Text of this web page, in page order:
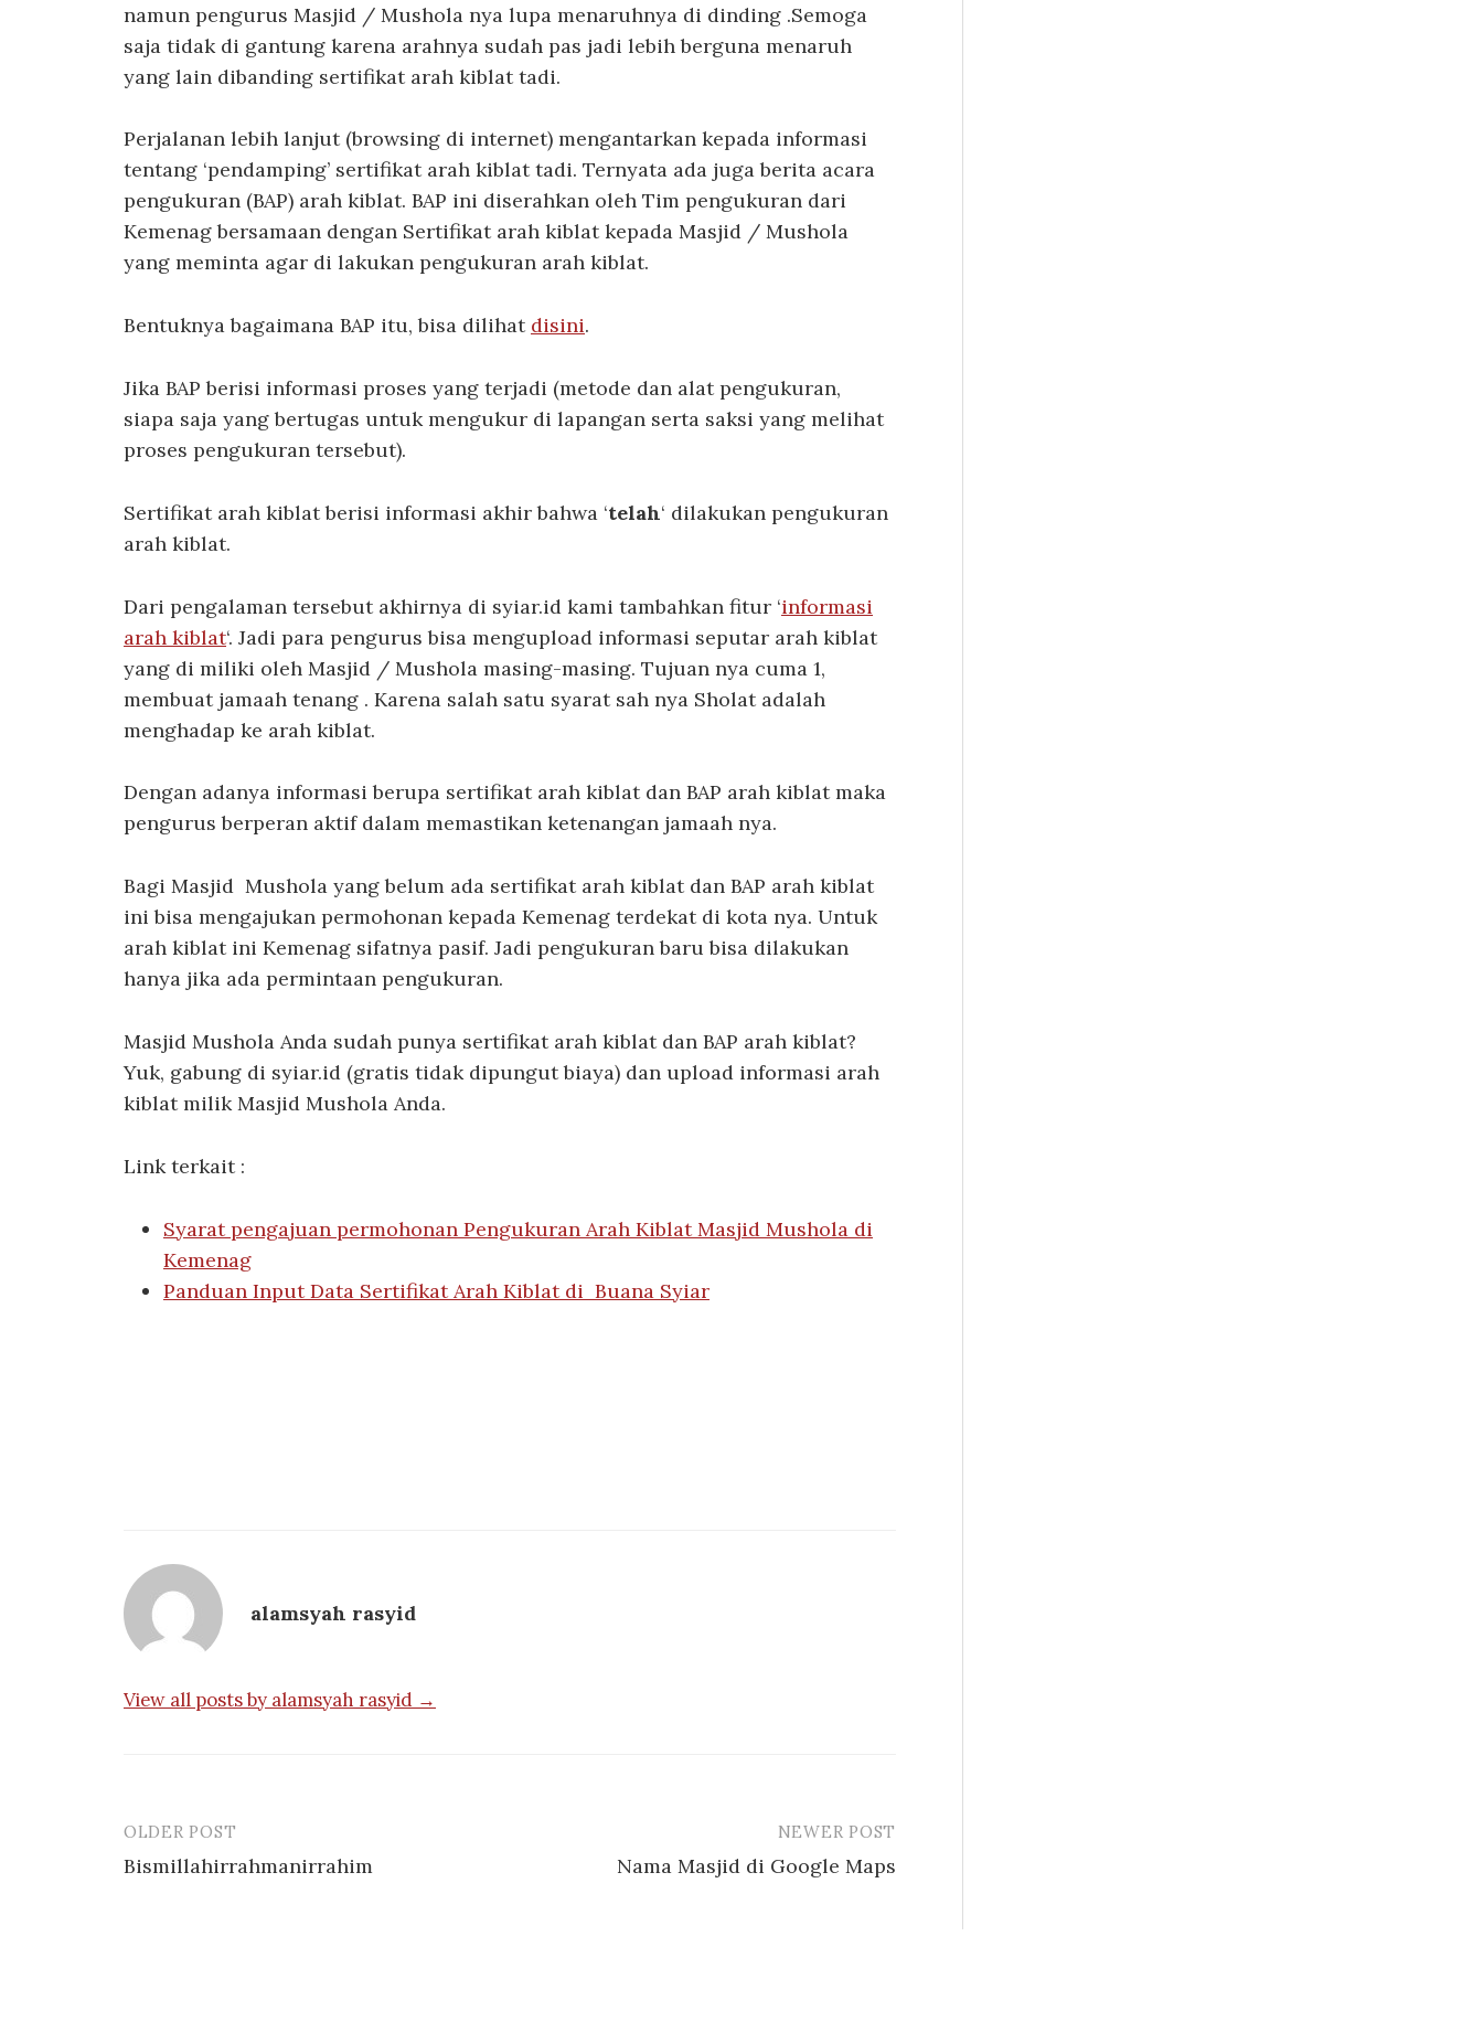
namun pengurus Masjid / Mushola nya lupa menaruhnya di dinding .Semoga
saja tidak di gantung karena arahnya sudah pas jadi lebih berguna menaruh
yang lain dibanding sertifikat arah kiblat tadi.
Perjalanan lebih lanjut (browsing di internet) mengantarkan kepada informasi
tentang ‘pendamping’ sertifikat arah kiblat tadi. Ternyata ada juga berita acara
pengukuran (BAP) arah kiblat. BAP ini diserahkan oleh Tim pengukuran dari
Kemenag bersamaan dengan Sertifikat arah kiblat kepada Masjid / Mushola
yang meminta agar di lakukan pengukuran arah kiblat.
Bentuknya bagaimana BAP itu, bisa dilihat disini.
Jika BAP berisi informasi proses yang terjadi (metode dan alat pengukuran,
siapa saja yang bertugas untuk mengukur di lapangan serta saksi yang melihat
proses pengukuran tersebut).
Sertifikat arah kiblat berisi informasi akhir bahwa ‘telah‘ dilakukan pengukuran
arah kiblat.
Dari pengalaman tersebut akhirnya di syiar.id kami tambahkan fitur ‘informasi
arah kiblat‘. Jadi para pengurus bisa mengupload informasi seputar arah kiblat
yang di miliki oleh Masjid / Mushola masing-masing. Tujuan nya cuma 1,
membuat jamaah tenang . Karena salah satu syarat sah nya Sholat adalah
menghadap ke arah kiblat.
Dengan adanya informasi berupa sertifikat arah kiblat dan BAP arah kiblat maka
pengurus berperan aktif dalam memastikan ketenangan jamaah nya.
Bagi Masjid Mushola yang belum ada sertifikat arah kiblat dan BAP arah kiblat
ini bisa mengajukan permohonan kepada Kemenag terdekat di kota nya. Untuk
arah kiblat ini Kemenag sifatnya pasif. Jadi pengukuran baru bisa dilakukan
hanya jika ada permintaan pengukuran.
Masjid Mushola Anda sudah punya sertifikat arah kiblat dan BAP arah kiblat?
Yuk, gabung di syiar.id (gratis tidak dipungut biaya) dan upload informasi arah
kiblat milik Masjid Mushola Anda.
Link terkait :
Syarat pengajuan permohonan Pengukuran Arah Kiblat Masjid Mushola di
Kemenag
Panduan Input Data Sertifikat Arah Kiblat di Buana Syiar
alamsyah rasyid
View all posts by alamsyah rasyid →
Post
navigation
OLDER POST
Bismillahirrahmanirrahim
NEWER POST
Nama Masjid di Google Maps